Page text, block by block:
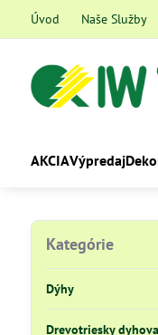
Úvod Naše Služby
AKCIAVýpredaj
Kategórie
Dýhy
Drevotriesky